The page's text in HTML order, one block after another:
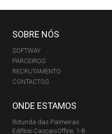
SOBRE NÓS
SOFTWAY
PARCEIROS
RECRUTAMENTO
CONTACTOS
ONDE ESTAMOS
Rotunda das Palmeiras
Edifício CascaisOffice, 1-B